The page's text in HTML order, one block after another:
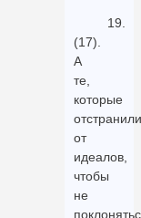
19.
(17).
А
те,
которые
от
идеалов,
чтобы
не